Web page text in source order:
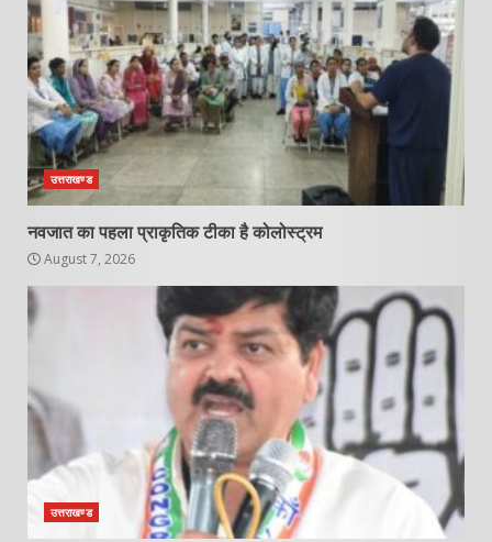
उत्तराखण्ड
नवजात का पहला प्राकृतिक टीका है कोलोस्ट्रम
August 7, 2026
उत्तराखण्ड